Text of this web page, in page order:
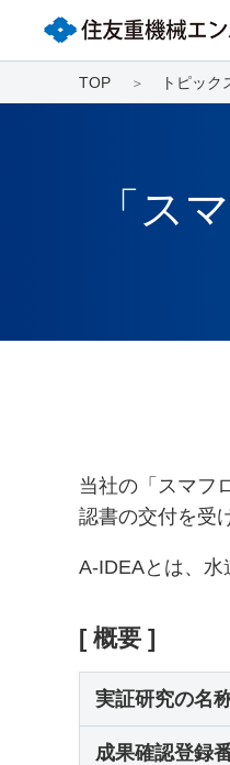
TOP トピック
「ス
当社の「スマフ
認書の交付を受
A-IDEAとは、水
[ 概要 ]
実証研究の名
成果確認登録